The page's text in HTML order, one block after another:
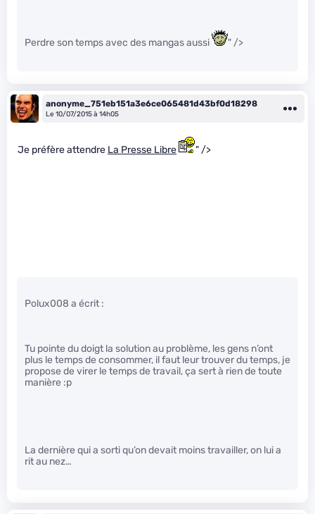
Perdre son temps avec des mangas aussi " />
anonyme_751eb151a3e6ce065481d43bf0d18298
Le 10/07/2015 à 14h05
Je préfère attendre La Presse Libre " />
Polux008 a écrit :
Tu pointe du doigt la solution au problème, les gens n’ont
plus le temps de consommer, il faut leur trouver du temps, je
propose de virer le temps de travail, ça sert à rien de toute
manière :p
La dernière qui a sorti qu’on devait moins travailler, on lui a
rit au nez…